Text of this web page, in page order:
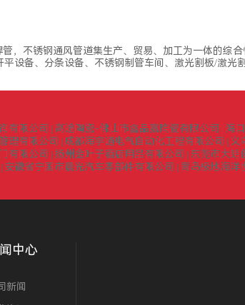
，不锈钢通风管道集生产、贸易、加工为一体的
设备、分条设备、不锈钢制管车间、激光割板/激光
有限公司 高途陶瓷-佛山市鑫品嘉陶瓷有限公司 海
理有限公司 成都海宇通电气自动化工程有限公司 义
有限公司 扬州金叶子酒店用品有限公司 东莞市大朗
安徽省宁国市晨光汽车零部件有限公司 青岛极地海洋
中心
新闻